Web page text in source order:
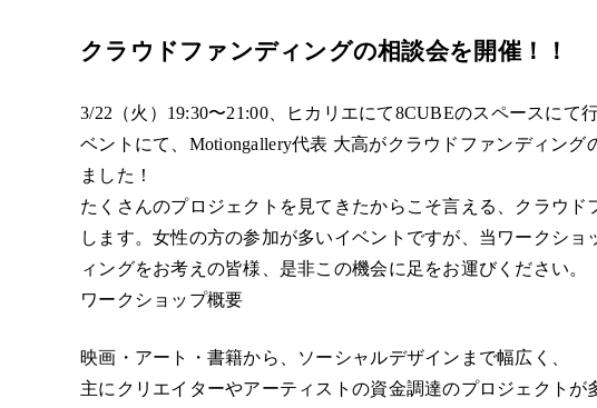
クラウドファンディングの相談会を開催！！
3/22（火）19:30〜21:00、ヒカリエにて8CUBEのスペースにて
ベントにて、Motiongallery代表 大高がクラウドファンディング
ました！
たくさんのプロジェクトを見てきたからこそ言える、クラウ
します。女性の方の参加が多いイベントですが、当ワークシ
ィングをお考えの皆様、是非この機会に足をお運びください。
ワークショップ概要
映画・アート・書籍から、ソーシャルデザインまで幅広く、
主にクリエイターやアーティストの資金調達のプロジェクトが